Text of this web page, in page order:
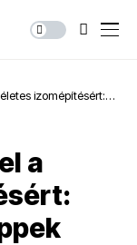
izomépítésért:
a